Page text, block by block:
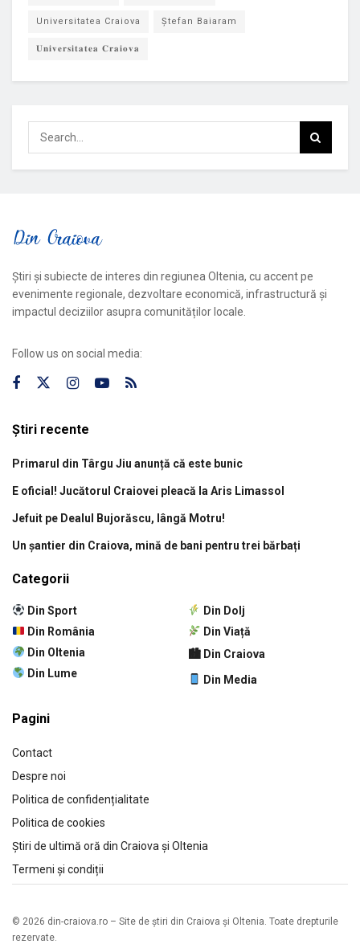
Universitatea Craiova Ștefan Baiaram
𝐔𝐧𝐢𝐯𝐞𝐫𝐬𝐢𝐭𝐚𝐭𝐞𝐚 𝐂𝐫𝐚𝐢𝐨𝐯𝐚
Știri și subiecte de interes din regiunea Oltenia, cu accent pe
evenimente regionale, dezvoltare economică, infrastructură și
impactul deciziilor asupra comunităților locale.
Follow us on social media:
Știri recente
Primarul din Târgu Jiu anunță că este bunic
E oficial! Jucătorul Craiovei pleacă la Aris Limassol
Jefuit pe Dealul Bujorăscu, lângă Motru!
Un șantier din Craiova, mină de bani pentru trei bărbați
Categorii
Din Sport
Din România
Din Oltenia
Din Lume
Din Dolj
Din Viață
🏙 Din Craiova
Din Media
Pagini
Contact
Despre noi
Politica de confidențialitate
Politica de cookies
Știri de ultimă oră din Craiova și Oltenia
Termeni și condiții
© 2026 din-craiova.ro – Site de știri din Craiova și Oltenia. Toate drepturile
rezervate.